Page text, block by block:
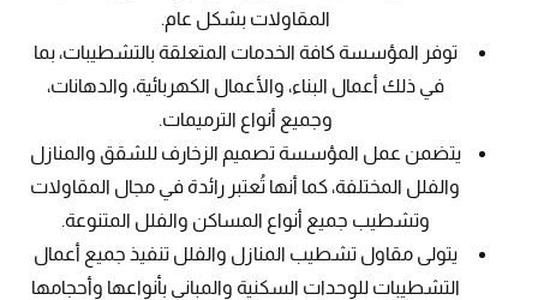
المقاولات بشكل عام.
توفر المؤسسة كافة الخدمات المتعلقة بالتشطيبات، بما
في ذلك أعمال البناء، والأعمال الكهربائية، والدهانات،
وجميع أنواع الترميمات.
يتضمن عمل المؤسسة تصميم الزخارف للشقق والمنازل
والفلل المختلفة، كما أنها تُعتبر رائدة في مجال المقاولات
وتشطيب جميع أنواع المساكن والفلل المتنوعة.
يتولى مقاول تشطيب المنازل والفلل تنفيذ جميع أعمال
التشطيبات للوحدات السكنية والمباني بأنواعها وأحجامها